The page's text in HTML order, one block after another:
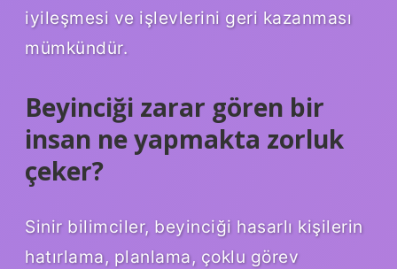
iyileşmesi ve işlevlerini geri kazanması
mümkündür.
Beyinciği zarar gören bir
insan ne yapmakta zorluk
çeker?
Sinir bilimciler, beyinciği hasarlı kişilerin
hatırlama, planlama, çoklu görev